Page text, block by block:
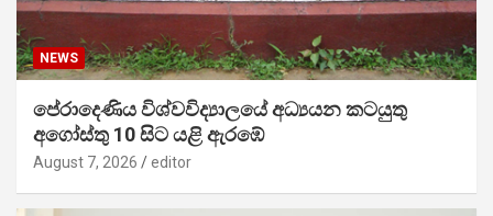
NEWS
පේරාදෙණිය විශ්වවිද්‍යාලයේ අධ්‍යයන කටයුතු
අගෝස්තු 10 සිට යළි ඇරඹේ
August 7, 2026 editor